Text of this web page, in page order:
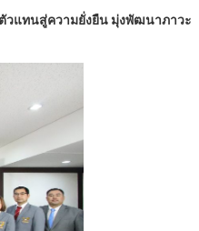
วแทนสู่ความยั่งยืน มุ่งพัฒนาภาวะ